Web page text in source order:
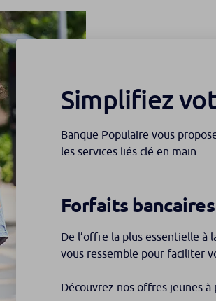
Simplifiez
Banque Populaire vous
les services liés clé en main.
Forfaits bancaires
De l’offre la plus essentielle à
vous ressemble pour faciliter
Découvrez nos offres jeunes à